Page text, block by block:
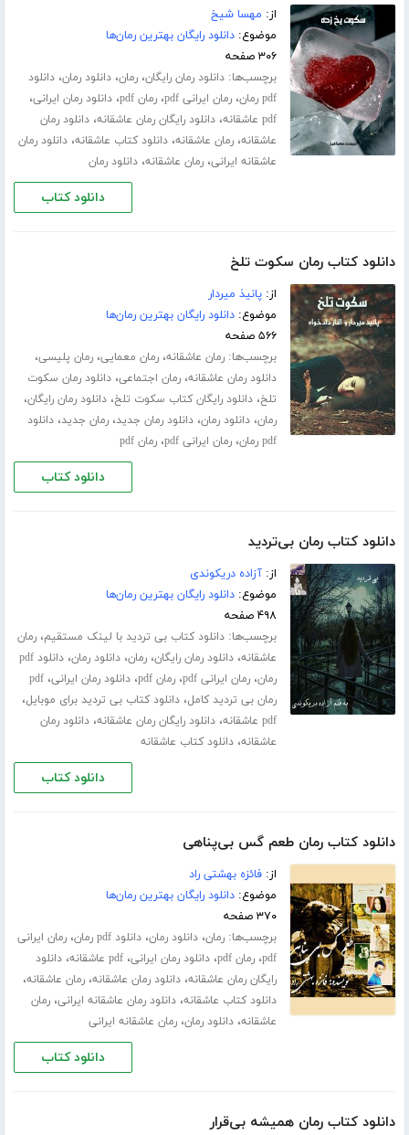
از: مهسا شیخ
موضوع:دانلود رایگان بهترین رمان‌ها
۳۰۶ صفحه
برچسب‌ها:دانلود رمان رایگان،رمان،دانلود رمان،دانلود
pdf رمان
،رمان ایرانی pdf ،رمان pdf ،دانلود رمان ایرانی،
pdf عاشقانه ،دانلود رایگان رمان عاشقانه،دانلود رمان
عاشقانه،رمان عاشقانه،دانلود کتاب عاشقانه،دانلود رمان
عاشقانه ایرانی،رمان عاشقانه،دانلود رمان
دانلود کتاب
دانلود کتاب رمان سکوت تلخ
از:پانیذ میردار
موضوع:دانلود رایگان بهترین رمان‌ها
۵۶۶ صفحه
برچسب‌ها:رمان عاشقانه،رمان معمایی،رمان پلیسی،
دانلود رمان عاشقانه،رمان اجتماعی،دانلود رمان سکوت
تلخ،دانلود رایگان کتاب سکوت تلخ،دانلود رمان رایگان،
رمان،دانلود رمان،دانلود رمان جدید،رمان جدید،دانلود
pdf رمان
،رمان ایرانی pdf ،رمان pdf
دانلود کتاب
دانلود کتاب رمان بی‌تردید
از:آزاده دریکوندی
موضوع:دانلود رایگان بهترین رمان‌ها
۴۹۸ صفحه
برچسب‌ها:دانلود کتاب بی تردید با لینک مستقیم،رمان
عاشقانه،دانلود رمان رایگان،رمان،دانلود رمان،
دانلود pdf
رمان،رمان ایرانی pdf ،رمان pdf ،دانلود رمان ایرانی،pdf
رمان بی تردید کامل،دانلود کتاب بی تردید برای موبایل،
pdf عاشقانه ،دانلود رایگان رمان عاشقانه،دانلود رمان
عاشقانه،دانلود کتاب عاشقانه
دانلود کتاب
دانلود کتاب رمان طعم گس بی‌پناهی
از:فائزه بهشتی راد
موضوع:دانلود رایگان بهترین رمان‌ها
۳۷۰ صفحه
برچسب‌ها:رمان،دانلود رمان،دانلود pdf رمان ،رمان ایرانی
pdf،رمان pdf ،دانلود رمان ایرانی،pdf عاشقانه ،دانلود
رایگان رمان عاشقانه،دانلود رمان عاشقانه،رمان عاشقانه،
دانلود کتاب عاشقانه،دانلود رمان عاشقانه ایرانی،رمان
عاشقانه،دانلود رمان،رمان عاشقانه ایرانی
دانلود کتاب
دانلود کتاب رمان همیشه بی‌قرار